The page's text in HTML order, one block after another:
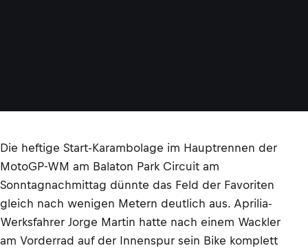
Die heftige Start-Karambolage im Hauptrennen der
MotoGP-WM am Balaton Park Circuit am
Sonntagnachmittag dünnte das Feld der Favoriten
gleich nach wenigen Metern deutlich aus. Aprilia-
Werksfahrer Jorge Martin hatte nach einem Wackler
am Vorderrad auf der Innenspur sein Bike komplett